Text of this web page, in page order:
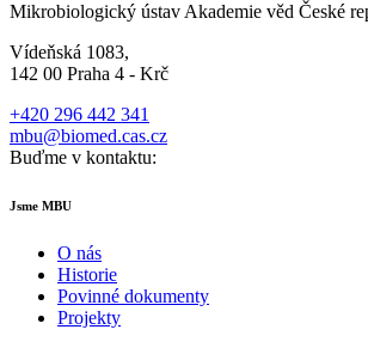
Mikrobiologický ústav Akademie věd České
Vídeňská 1083,
142 00 Praha 4 - Krč
+420 296 442 341
mbu@biomed.cas.cz
Buďme v kontaktu:
Jsme MBU
O nás
Historie
Povinné dokumenty
Projekty